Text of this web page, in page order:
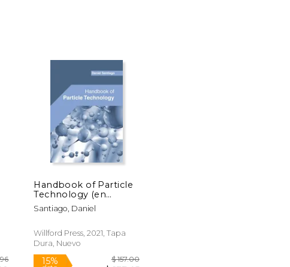
Handbook of Particle
Technology (en
Inglés)
Santiago, Daniel
Willford Press, 2021, Tapa
Dura, Nuevo